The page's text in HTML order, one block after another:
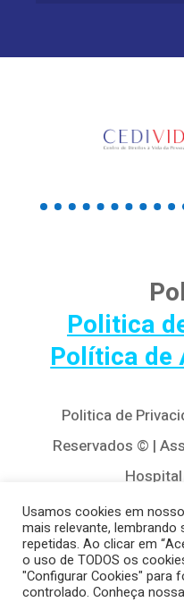
Politica
Política de
Politica de
Reservados © |
Av. Agostinho
80030-
(41) 3122-8650 |
Usamos cookies em
mais relevante,
repetidas. Ao clicar em
o uso de TODOS os
"Configurar Cookies" para
controlado. Conheça